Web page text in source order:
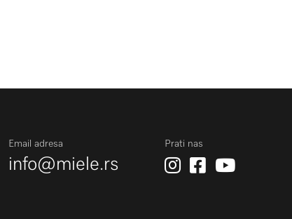
Email adresa
info@miele.rs
Prati nas